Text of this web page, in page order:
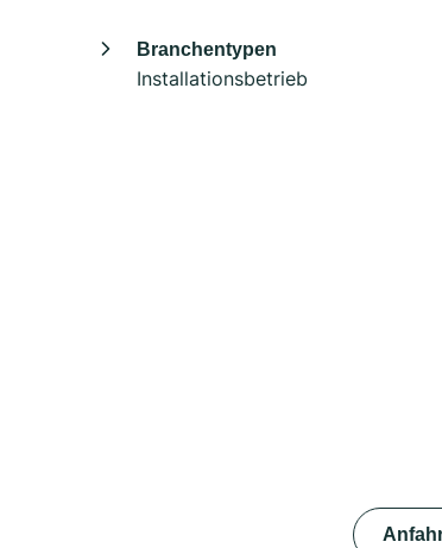
Branchentypen
Installationsbetrieb